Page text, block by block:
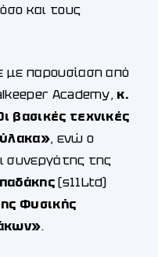
και τους
με παρουσίαση από
Academy, κ.
βασικές τεχνικές
, ενώ ο
συνεργάτης της
(s11Ltd)
Φυσικής
.